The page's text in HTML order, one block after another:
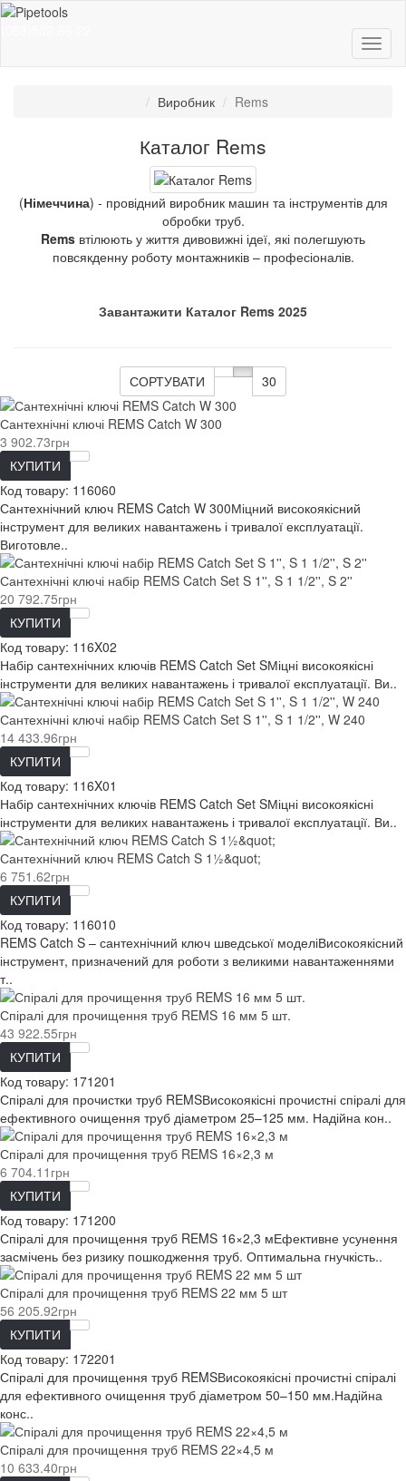
Виробник Rems
Каталог Rems
(Німеччина) - провідний виробник машин та інструментів для
обробки труб.
Rems втілюють у життя дивовижні ідеї, які полегшують
повсякденну роботу монтажників – професіоналів.
Завантажити Каталог Rems 2025
СОРТУВАТИ 30
Сантехнічні ключі REMS Catch W 300
3 902.73грн
КУПИТИ
Код товару: 116060
Сантехнічний ключ REMS Catch W 300Міцний високоякісний
інструмент для великих навантажень і тривалої експлуатації.
Виготовле..
Сантехнічні ключі набір REMS Catch Set S 1'', S 1 1/2'', S 2''
20 792.75грн
КУПИТИ
Код товару: 116X02
Набір сантехнічних ключів REMS Catch Set SМіцні високоякісні
інструменти для великих навантажень і тривалої експлуатації. Ви..
Сантехнічні ключі набір REMS Catch Set S 1'', S 1 1/2'', W 240
14 433.96грн
КУПИТИ
Код товару: 116X01
Набір сантехнічних ключів REMS Catch Set SМіцні високоякісні
інструменти для великих навантажень і тривалої експлуатації. Ви..
Сантехнічний ключ REMS Catch S 1½&quot;
6 751.62грн
КУПИТИ
Код товару: 116010
REMS Catch S – сантехнічний ключ шведської моделіВисокоякісний
інструмент, призначений для роботи з великими навантаженнями
т..
Спіралі для прочищення труб REMS 16 мм 5 шт.
43 922.55грн
КУПИТИ
Код товару: 171201
Спіралі для прочистки труб REMSВисокоякісні прочистні спіралі для
ефективного очищення труб діаметром 25–125 мм. Надійна кон..
Спіралі для прочищення труб REMS 16×2,3 м
6 704.11грн
КУПИТИ
Код товару: 171200
Спіралі для прочищення труб REMS 16×2,3 мЕфективне усунення
засмічень без ризику пошкодження труб. Оптимальна гнучкість..
Спіралі для прочищення труб REMS 22 мм 5 шт
56 205.92грн
КУПИТИ
Код товару: 172201
Спіралі для прочищення труб REMSВисокоякісні прочистні спіралі
для ефективного очищення труб діаметром 50–150 мм.Надійна
конс..
Спіралі для прочищення труб REMS 22×4,5 м
10 633.40грн